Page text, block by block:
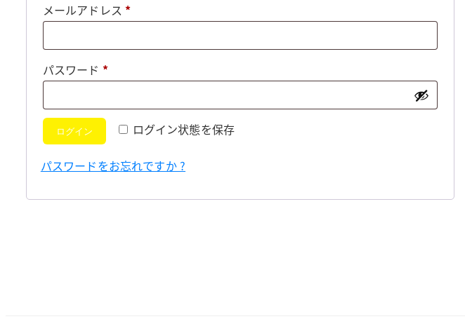
メールアドレス *必
パスワード *必
ログイン状態を保存
ログイン
パスワードをお忘れですか ?